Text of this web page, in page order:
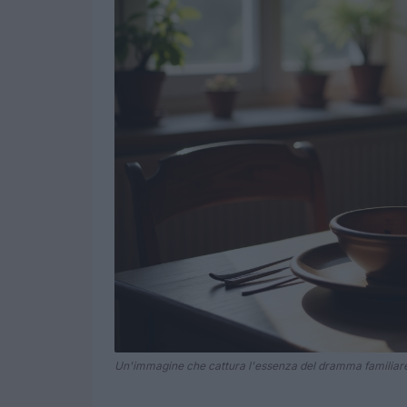
Un'immagine che cattura l'essenza del dramma